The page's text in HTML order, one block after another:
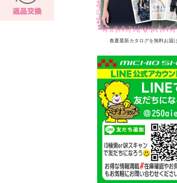
春夏最新カタログを無料お届